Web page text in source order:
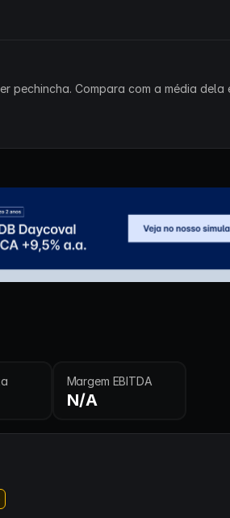
Compara com a média dela
Margem EBITDA
N/A